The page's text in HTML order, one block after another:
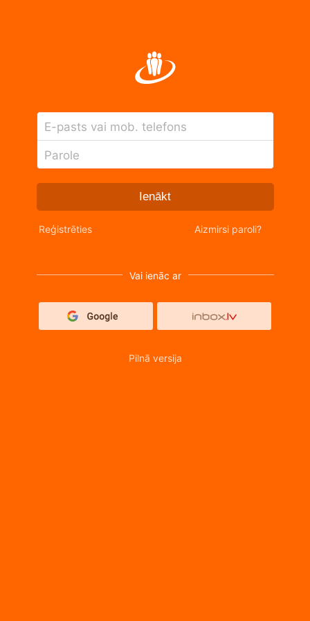
E-pasts vai mob. telefons
Parole
Ienākt
Reģistrēties Aizmirsi paroli?
Vai ienāc ar
Pilnā versija